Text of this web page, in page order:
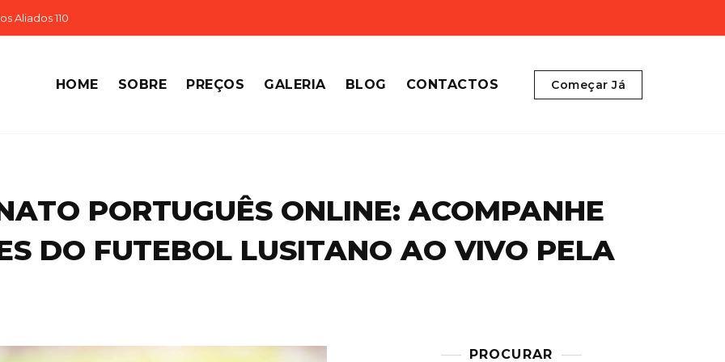
Aliados 110
HOME SOBRE PREÇOS GALERIA BLOG CONTACTOS Começar Já
PORTUGUÊS ONLINE: ACOMPANHE
DO FUTEBOL LUSITANO AO VIVO PELA
PROCURAR